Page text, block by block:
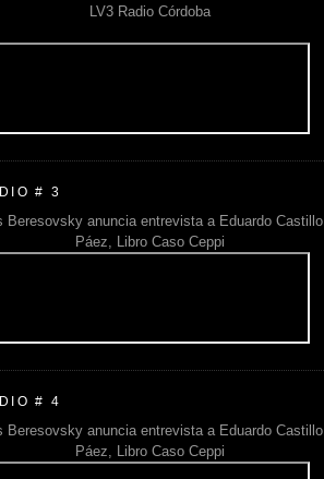
LV3 Radio Córdoba
# 3
Beresovsky anuncia entrevista a Eduardo Castillo
Páez, Libro Caso Ceppi
# 4
Beresovsky anuncia entrevista a Eduardo Castillo
Páez, Libro Caso Ceppi